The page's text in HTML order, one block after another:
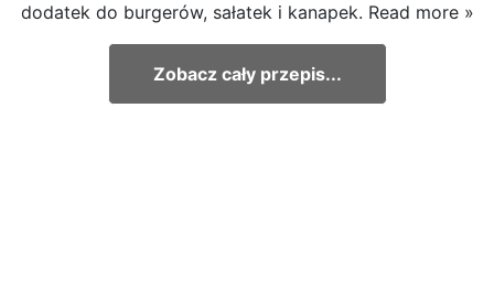
dodatek do burgerów, sałatek i kanapek. Read more »
Zobacz cały przepis...